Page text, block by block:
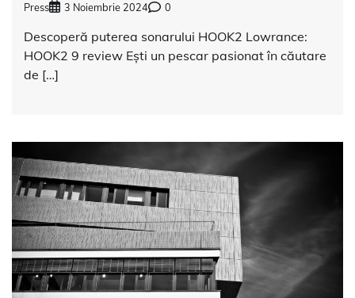
Press 3 Noiembrie 2024 0
Descoperă puterea sonarului HOOK2 Lowrance:
HOOK2 9 review Ești un pescar pasionat în căutare
de […]